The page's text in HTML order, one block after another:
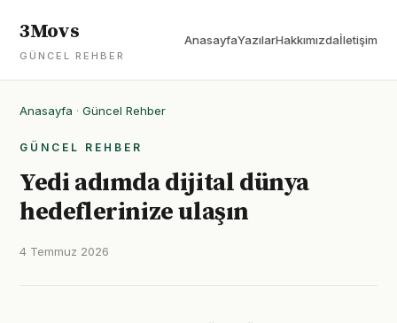
3Movs
GÜNCEL REHBER
AnasayfaYazılarHakkımızdaİletişim
Anasayfa · Güncel Rehber
GÜNCEL REHBER
Yedi adımda dijital dünya
hedeflerinize ulaşın
4 Temmuz 2026